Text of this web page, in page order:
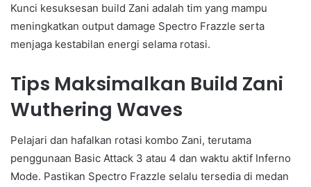
Kunci kesuksesan build Zani adalah tim yang mampu
meningkatkan output damage Spectro Frazzle serta
menjaga kestabilan energi selama rotasi.
Tips Maksimalkan Build Zani
Wuthering Waves
Pelajari dan hafalkan rotasi kombo Zani, terutama
penggunaan Basic Attack 3 atau 4 dan waktu aktif Inferno
Mode. Pastikan Spectro Frazzle selalu tersedia di medan